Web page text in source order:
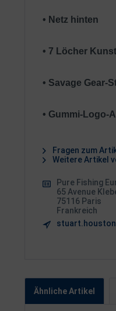
• Netz hinten
• 7 Löcher
• Savage Gear-
• Gummi-Logo-
Fragen zum
Weitere Artikel
Pure Fishing
65 Avenue
75116 Paris
Frankreich
Ähnliche Artikel